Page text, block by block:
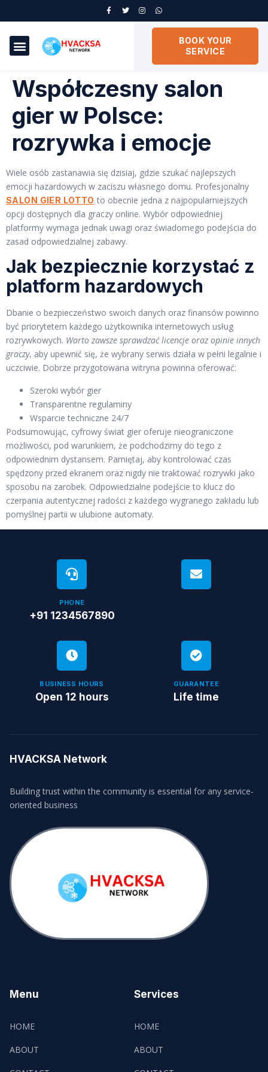
BOOK YOUR
SERVICE
Współczesny salon
gier w Polsce:
rozrywka i emocje
Wiele osób zastanawia się dzisiaj, gdzie szukać najlepszych
emocji hazardowych w zaciszu własnego domu. Profesjonalny
SALON GIER LOTTO to obecnie jedna z najpopularniejszych
opcji dostępnych dla graczy online. Wybór odpowiedniej
platformy wymaga jednak uwagi oraz świadomego podejścia do
zasad odpowiedzialnej zabawy.
Jak bezpiecznie korzystać z
platform hazardowych
Dbanie o bezpieczeństwo swoich danych oraz finansów powinno
być priorytetem każdego użytkownika internetowych usług
rozrywkowych. Warto zawsze sprawdzać licencje oraz opinie innych
graczy, aby upewnić się, że wybrany serwis działa w pełni legalnie i
uczciwie. Dobrze przygotowana witryna powinna oferować:
Szeroki wybór gier
Transparentne regulaminy
Wsparcie techniczne 24/7
Podsumowując, cyfrowy świat gier oferuje nieograniczone
możliwości, pod warunkiem, że podchodzimy do tego z
odpowiednim dystansem. Pamiętaj, aby kontrolować czas
spędzony przed ekranem oraz nigdy nie traktować rozrywki jako
sposobu na zarobek. Odpowiedzialne podejście to klucz do
czerpania autentycznej radości z każdego wygranego zakładu lub
pomyślnej partii w ulubione automaty.
PHONE
+91 1234567890
BUSINESS HOURS
Open 12 hours
GUARANTEE
Life time
HVACKSA Network
Building trust within the community is essential for any service-
oriented business
Menu
HOME
ABOUT
Services
HOME
ABOUT